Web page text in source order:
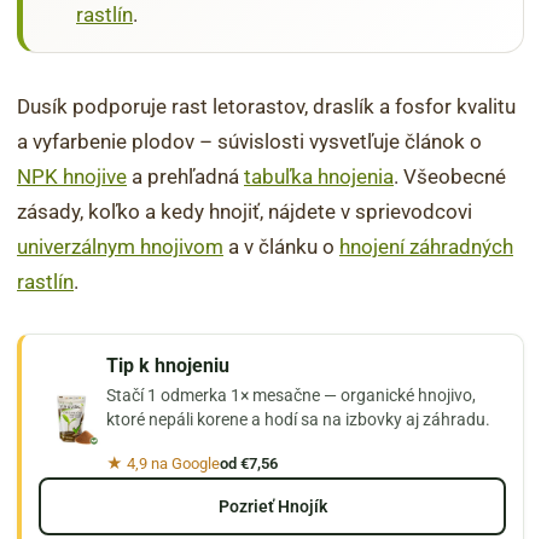
rastlín.
Dusík podporuje rast letorastov, draslík a fosfor kvalitu
a vyfarbenie plodov – súvislosti vysvetľuje článok o
NPK hnojive a prehľadná tabuľka hnojenia. Všeobecné
zásady, koľko a kedy hnojiť, nájdete v sprievodcovi
univerzálnym hnojivom a v článku o hnojení záhradných
rastlín.
Tip k hnojeniu
Stačí 1 odmerka 1× mesačne — organické hnojivo,
ktoré nepáli korene a hodí sa na izbovky aj záhradu.
★ 4,9 na Googleod €7,56
Pozrieť Hnojík